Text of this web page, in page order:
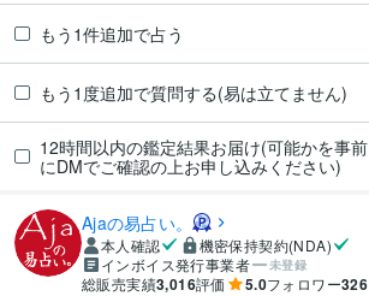
もう1件追加で占う
もう1度追加で質問する(易は立てません)
12時間以内の鑑定結果お届け(可能かを事前
にDMでご確認の上お申し込みください)
Ajaの易占い。
本人確認
機密保持契約(NDA)
インボイス発行事業者
未登録
総販売実績3,016評価 5.0フォロワー326